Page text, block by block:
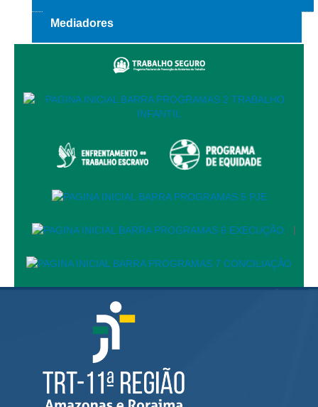
Governança
Governança de TI
Governança das Contratações Obras
Rede de Governança Colaborativa
Gestão de Riscos
Assessoria de Governança de Gestão de Pessoas
Sites Institucionais
Biblioteca
Centro de Memória
Educação a distância
Responsabilidade Socioambiental
Comissão Permanente de Acessibilidade e Inclusão
Escola Judicial
Programa Trabalho Seguro
Mediadores
|